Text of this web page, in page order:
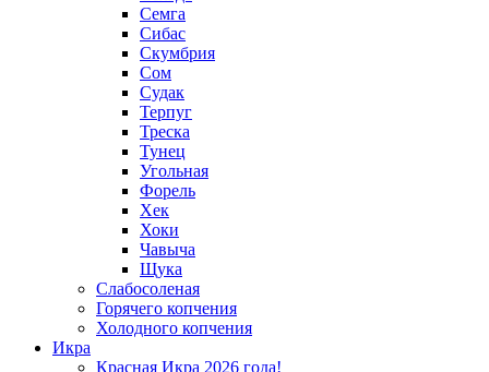
Семга
Сибас
Скумбрия
Сом
Судак
Терпуг
Треска
Тунец
Угольная
Форель
Хек
Хоки
Чавыча
Щука
Слабосоленая
Горячего копчения
Холодного копчения
Икра
Красная Икра 2026 года!